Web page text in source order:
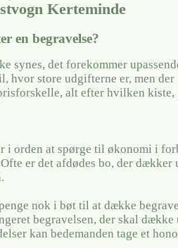
Kerteminde
en begravelse?
synes, det forekommer
hvor store udgifterne er, men
alt efter hvilken kiste,
i orden at spørge til økonomi i
er det afdødes bo, der
nok i bøt til at dække
begravelsen, der skal
kan bedemanden tage et